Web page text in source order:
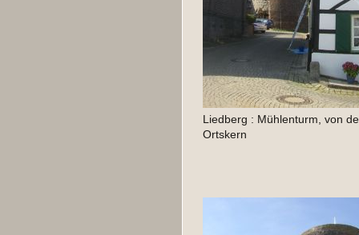
Liedberg : Mühlenturm, von
Ortskern